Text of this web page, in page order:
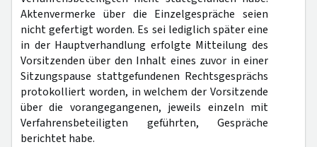
Aktenvermerke über die Einzelgespräche seien
nicht gefertigt worden. Es sei lediglich später eine
in der Hauptverhandlung erfolgte Mitteilung des
Vorsitzenden über den Inhalt eines zuvor in einer
Sitzungspause stattgefundenen Rechtsgesprächs
protokolliert worden, in welchem der Vorsitzende
über die vorangegangenen, jeweils einzeln mit
Verfahrensbeteiligten geführten, Gespräche
berichtet habe.